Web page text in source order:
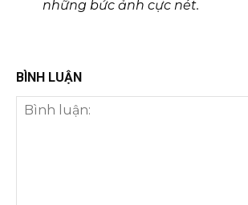
những bức ảnh cực nét.
BÌNH LUẬN